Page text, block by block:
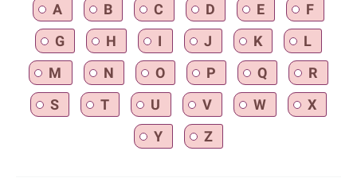
A
B C D E
F
G
H I J K
L
M
N O P Q
R
S
T U V W
X
Y
Z